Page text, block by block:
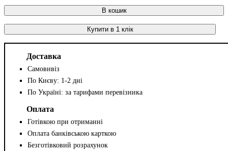
В кошик
Купити в 1 клік
Доставка
Самовивіз
По Києву: 1-2 дні
По Україні: за тарифами перевізника
Оплата
Готівкою при отриманні
Оплата банківською карткою
Безготівковий розрахунок